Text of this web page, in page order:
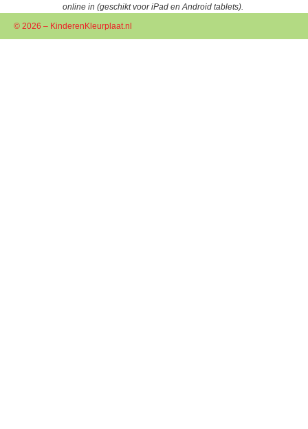
online in (geschikt voor iPad en Android tablets).
© 2026 – KinderenKleurplaat.nl